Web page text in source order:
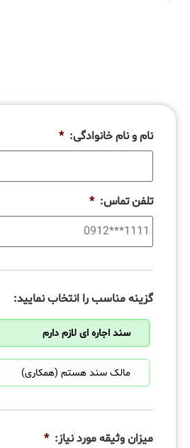
نام و نام خانوادگی: *
تلفن تماس: *
گزینه مناسب را انتخاب نمایید:
سند اجاره ای لازم دارم
مالک سند هستم (همکاری)
میزان وثیقه مورد نیاز: *